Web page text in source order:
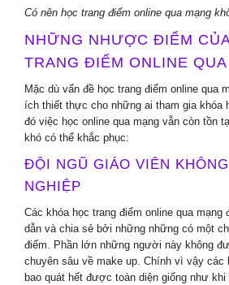
Có nên học trang điểm online qua mạng
NHỮNG NHƯỢC ĐIỂM
TRANG ĐIỂM ONLINE QUA
Mặc dù vấn đề học trang điểm online qua
ích thiết thực cho những ai tham gia khóa
đó việc học online qua mạng vẫn còn tồn
khó có thể khắc phục:
ĐỘI NGŨ GIÁO VIÊN
NGHIỆP
Các khóa học trang điểm online qua
dẫn và chia sẻ bởi những những có một
điểm. Phần lớn những người này không
chuyên sâu về make up. Chính vì vậy các
bao quát hết được toàn diện giống như